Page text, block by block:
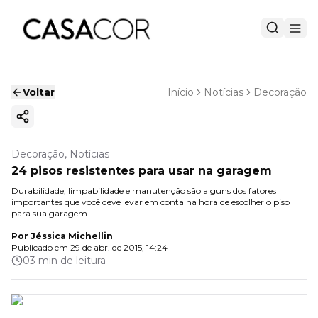
Voltar Início Notícias Decoração
Copiar link
Decoração, Notícias
24 pisos resistentes para usar na garagem
Durabilidade, limpabilidade e manutenção são alguns dos fatores
importantes que você deve levar em conta na hora de escolher o piso
para sua garagem
Por Jéssica Michellin
Publicado em 29 de abr. de 2015, 14:24
03 min de leitura